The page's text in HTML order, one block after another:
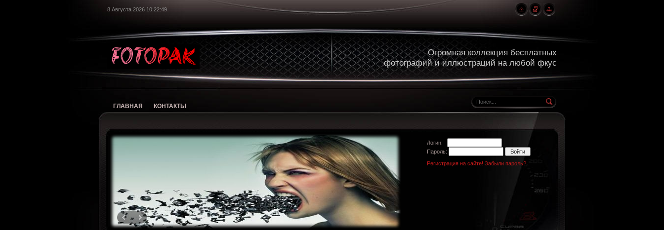
8 Августа 2026 10:22:50
Огромная коллекция бесплатных
фотографий и иллюстраций на любой фкус
ГЛАВНАЯ КОНТАКТЫ
Логин:
Пароль:
Регистрация на сайте! Забыли пароль?